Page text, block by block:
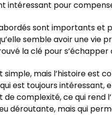
intéressant pour
sont importants et
semble avoir une vie
la clé pour s’échapper
simple, mais l’histoire est
est toujours intéressant,
complexité, ce qui rend
déroutante, mais qui